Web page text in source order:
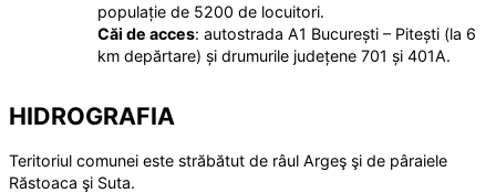
populație de 5200 de locuitori.
Căi de acces: autostrada A1 București – Pitești (la 6
km depărtare) și drumurile județene 701 și 401A.
HIDROGRAFIA
Teritoriul comunei este străbătut de râul Argeş şi de pâraiele
Răstoaca şi Suta.